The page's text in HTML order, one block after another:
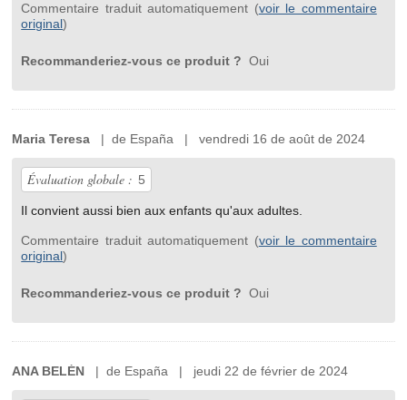
Commentaire traduit automatiquement (voir le commentaire
original)
Recommanderiez-vous ce produit ? Oui
Maria Teresa | de España | vendredi 16 de août de 2024
Évaluation globale : 5
Il convient aussi bien aux enfants qu'aux adultes.
Commentaire traduit automatiquement (voir le commentaire
original)
Recommanderiez-vous ce produit ? Oui
ANA BELÉN | de España | jeudi 22 de février de 2024